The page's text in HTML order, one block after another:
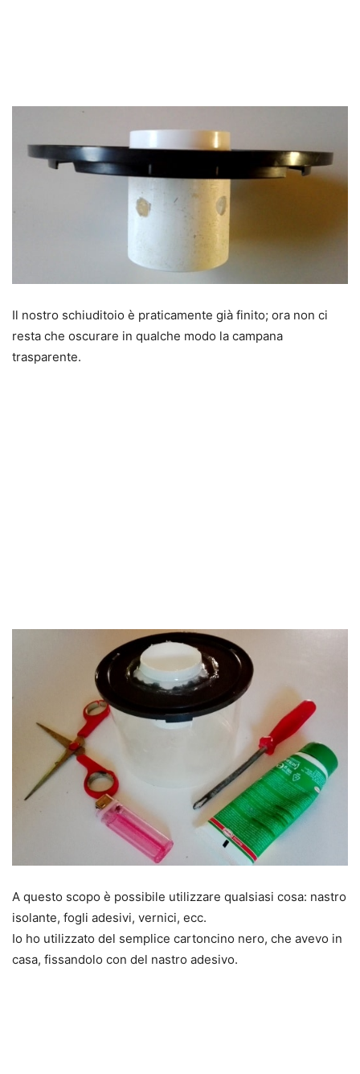
Il nostro schiuditoio è praticamente già finito; ora non ci
resta che oscurare in qualche modo la campana
trasparente.
A questo scopo è possibile utilizzare qualsiasi cosa: nastro
isolante, fogli adesivi, vernici, ecc.
Io ho utilizzato del semplice cartoncino nero, che avevo in
casa, fissandolo con del nastro adesivo.